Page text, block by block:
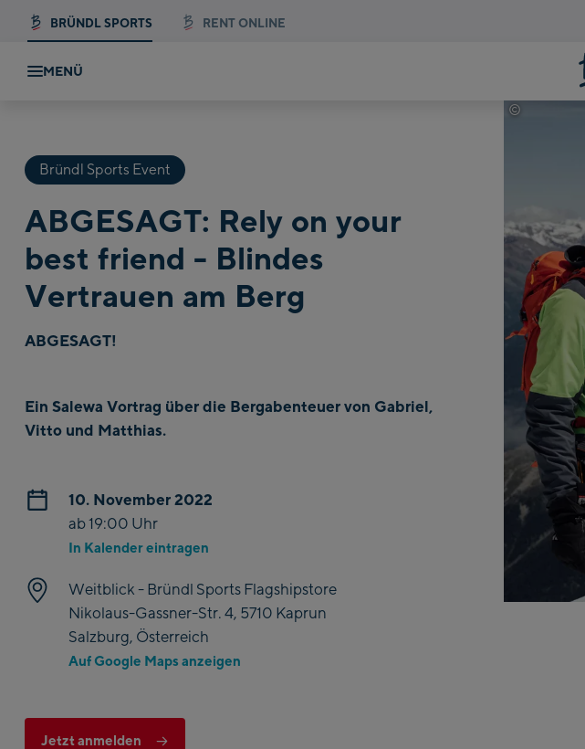
BRÜNDL SPORTS RENT ONLINE
MENÜ
Bründl Sports Event
ABGESAGT: Rely on your
best friend - Blindes
Vertrauen am Berg
ABGESAGT!
Ein Salewa Vortrag über die Bergabenteuer von Gabriel,
Vitto und Matthias.
10. November 2022
ab 19:00 Uhr
In Kalender eintragen
Weitblick - Bründl Sports Flagshipstore
Nikolaus-Gassner-Str. 4, 5710 Kaprun
Salzburg, Österreich
Auf Google Maps anzeigen
Jetzt anmelden
©